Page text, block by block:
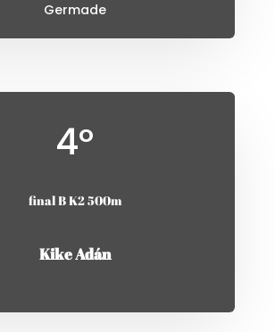
Germade
4º
final B K2 500m
Kike Adán